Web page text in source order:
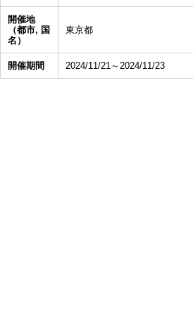
開催地
（都市, 国
名）
東京都
開催期間 2024/11/21～2024/11/23